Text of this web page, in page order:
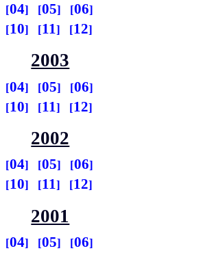
04 05
06
10 11 12
2003
04 05
06
10 11 12
2002
04 05
06
10 11 12
2001
04 05 06